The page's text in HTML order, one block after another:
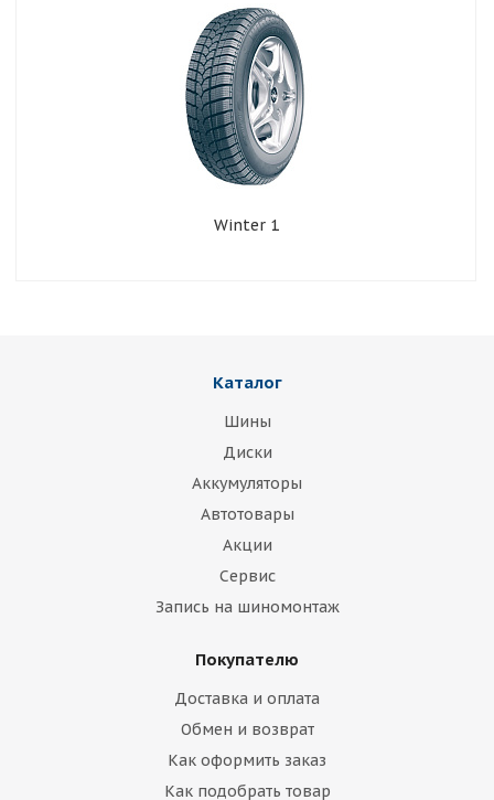
Winter 1
Каталог
Шины
Диски
Аккумуляторы
Автотовары
Акции
Сервис
Запись на шиномонтаж
Покупателю
Доставка и оплата
Обмен и возврат
Как оформить заказ
Как подобрать товар